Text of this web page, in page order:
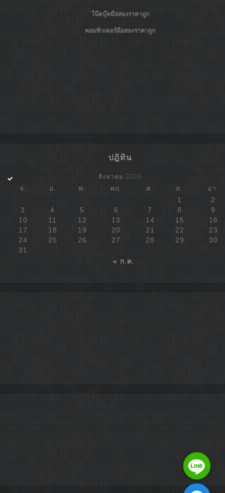
โน๊ตบุ๊คมือสองราคาถูก
คอมพิวเตอร์มือสองราคาถูก
ปฎิทิน
สิงหาคม 2026
จ. อ. พ. พฤ. ศ. ส.
อา.
1
2
3
4 5 6 7 8
9
10
11 12 13 14 15
16
17
18 19 20 21 22
23
24
25 26 27 28 29
30
31
« ก.ค.